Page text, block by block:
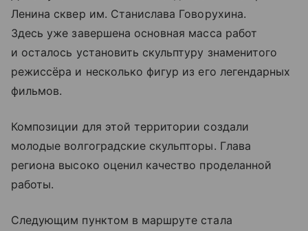
Ленина сквер им. Станислава Говорухина.
Здесь уже завершена основная масса работ
и осталось установить скульптуру знаменитого
режиссёра и несколько фигур из его легендарных
фильмов.
Композиции для этой территории создали
молодые волгоградские скульпторы. Глава
региона высоко оценил качество проделанной
работы.
Следующим пунктом в маршруте стала